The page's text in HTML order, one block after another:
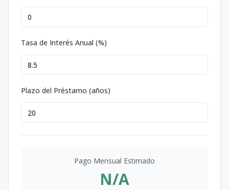
Tasa de Interés Anual (%)
Plazo del Préstamo (años)
Pago Mensual Estimado
N/A